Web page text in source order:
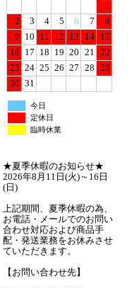
1
2
3 4 5 6 7
8
9
10 11 12 13 14
15
16
17 18 19 20 21
22
23 24 25 26 27 28
29
30 31
今日
定休日
臨時休業
★夏季休暇のお知らせ★
2026年8月11日(火)～16日
(日)
上記期間、夏季休暇の為、
お電話・メールでのお問い
合わせ対応および商品手
配・発送業務をお休みさせ
ていただきます。
【お問い合わせ先】